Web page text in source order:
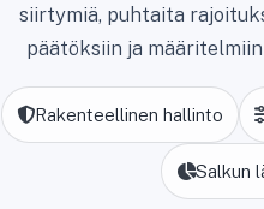
siirtymiä, puhtaita
päätöksiin ja
Rakenteellinen hallinto
Salkun